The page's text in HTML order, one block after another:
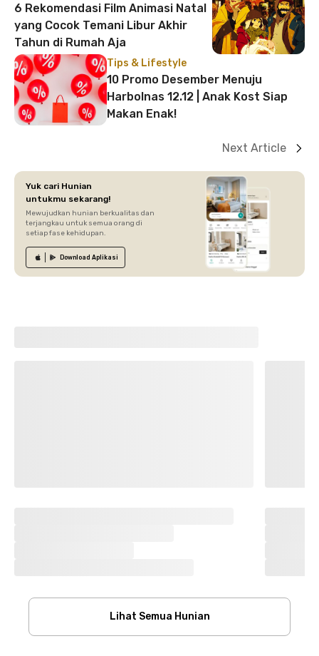
6 Rekomendasi Film Animasi Natal
yang Cocok Temani Libur Akhir
Tahun di Rumah Aja
Tips & Lifestyle
10 Promo Desember Menuju
Harbolnas 12.12 | Anak Kost Siap
Makan Enak!
Next Article
Yuk cari Hunian
untukmu sekarang!
Mewujudkan hunian berkualitas dan
terjangkau untuk semua orang di
setiap fase kehidupan.
Download Aplikasi
Lihat Semua Hunian